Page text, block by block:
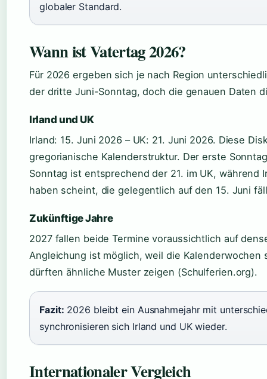
globaler Standard.
Wann ist Vatertag 2026?
Für 2026 ergeben sich je nach Region
der dritte Juni-Sonntag, doch die genauen Daten
Irland und UK
Irland: 15. Juni 2026 – UK: 21. Juni 2026. Diese
gregorianische Kalenderstruktur. Der erste
Sonntag ist entsprechend der 21. im UK, während
haben scheint, die gelegentlich auf den 15. Juni
Zukünftige Jahre
2027 fallen beide Termine voraussichtlich auf
Angleichung ist möglich, weil die
dürften ähnliche Muster zeigen (Schulferien.org).
Fazit: 2026 bleibt ein Ausnahmejahr mit
synchronisieren sich Irland und UK wieder.
Internationaler Vergleich